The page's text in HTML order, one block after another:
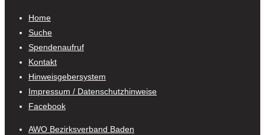
Home
Suche
Spendenaufruf
Kontakt
Hinweisgebersystem
Impressum / Datenschutzhinweise
Facebook
AWO Bezirksverband Baden